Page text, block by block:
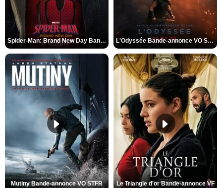
Spider-Man: Brand New Day Bande-annonce VO STFR L'Odyssée Bande-annonce VO STFR
Mutiny Bande-annonce VO STFR Le Triangle d'or Bande-annonce VF